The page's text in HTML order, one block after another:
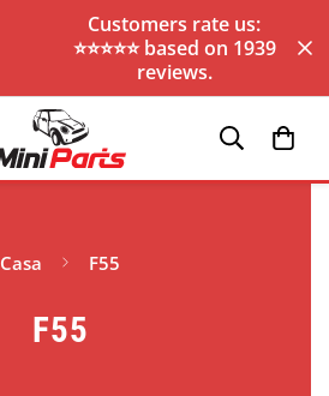
Customers rate us:
⭐️⭐️⭐️⭐️⭐️ based on 1939
reviews.
Casa F55
F55